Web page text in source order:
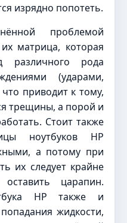
изрядно попотеть.
проблемой
матрица, которая
различного рода
(ударами,
приводит к тому,
трещины, а порой и
Стоит также
ноутбуков HP
а потому при
их следует крайне
царапин.
HP также и
жидкости,